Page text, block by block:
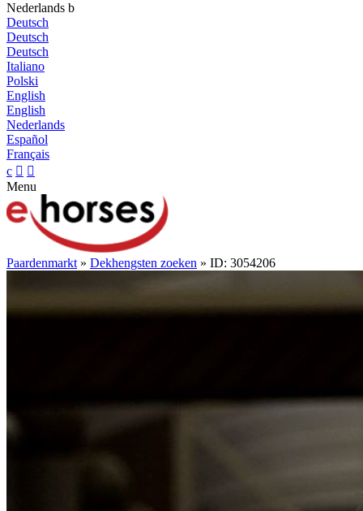
Nederlands b
Deutsch
Deutsch
Deutsch
Italiano
Polski
English
English
Nederlands
Español
Français
c  
Menu
Paardenmarkt » Dekhengsten zoeken » ID: 3054206